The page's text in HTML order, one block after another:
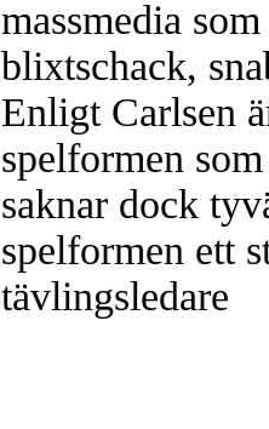
Den sjunde upplagan av
som för övrigt är den starkaste i
möten:Ding Liren-Wesley
Giri, Ian Nepomniachtchi-
Karjakin-Shakhrijar
inte ha tagit de snabbare
göra denna gång om han inte
skriverier i norsk massmedia
schack. Enligt Carlsen är det
saknar dock tyvärr dragserie
tävlingsledare
massmedia
blixtschack,
Enligt Carlsen
spelformen
saknar dock
spelformen ett
tävlingsledare